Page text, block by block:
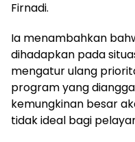
Firnadi.
Ia menambahkan
dihadapkan pada
mengatur ulang
program yang
kemungkinan besar
tidak ideal bagi